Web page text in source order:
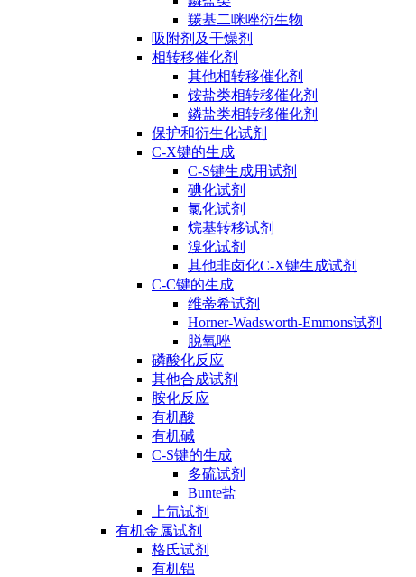
羰基二咪唑衍生物
吸附剂及干燥剂
相转移催化剂
其他相转移催化剂
铵盐类相转移催化剂
鏻盐类相转移催化剂
保护和衍生化试剂
C-X键的生成
C-S键生成用试剂
碘化试剂
氯化试剂
烷基转移试剂
溴化试剂
其他非卤化C-X键生成试剂
C-C键的生成
维蒂希试剂
Horner-Wadsworth-Emmons试剂
脱氧唑
磷酸化反应
其他合成试剂
胺化反应
有机酸
有机碱
C-S键的生成
多硫试剂
Bunte盐
上氘试剂
有机金属试剂
格氏试剂
有机铝